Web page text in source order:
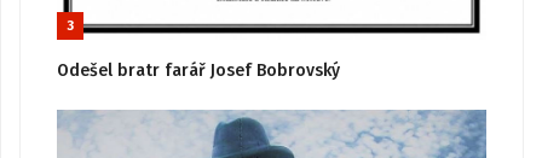
3
Odešel bratr farář Josef Bobrovský